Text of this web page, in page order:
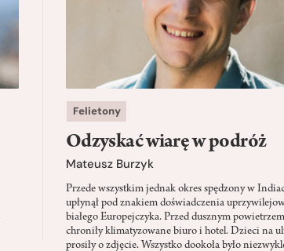
Felietony
Odzyskać wiarę w podróż
Mateusz Burzyk
Przede wszystkim jednak okres spędzony w
upłynął pod znakiem doświadczenia
białego Europejczyka. Przed dusznym powietrzem
chroniły klimatyzowane biuro i hotel. Dzieci na
prosiły o zdjęcie. Wszystko dookoła było